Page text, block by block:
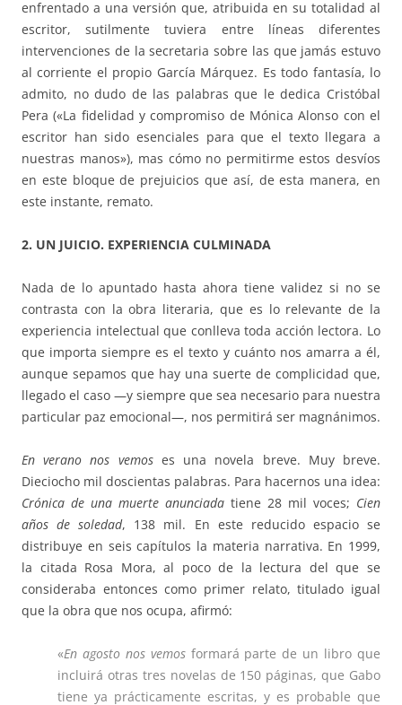
enfrentado a una versión que, atribuida en su totalidad al
escritor, sutilmente tuviera entre líneas diferentes
intervenciones de la secretaria sobre las que jamás estuvo
al corriente el propio García Márquez. Es todo fantasía, lo
admito, no dudo de las palabras que le dedica Cristóbal
Pera («La fidelidad y compromiso de Mónica Alonso con el
escritor han sido esenciales para que el texto llegara a
nuestras manos»), mas cómo no permitirme estos desvíos
en este bloque de prejuicios que así, de esta manera, en
este instante, remato.
2. UN JUICIO. EXPERIENCIA CULMINADA
Nada de lo apuntado hasta ahora tiene validez si no se
contrasta con la obra literaria, que es lo relevante de la
experiencia intelectual que conlleva toda acción lectora. Lo
que importa siempre es el texto y cuánto nos amarra a él,
aunque sepamos que hay una suerte de complicidad que,
llegado el caso —y siempre que sea necesario para nuestra
particular paz emocional—, nos permitirá ser magnánimos.
En verano nos vemos es una novela breve. Muy breve.
Dieciocho mil doscientas palabras. Para hacernos una idea:
Crónica de una muerte anunciada tiene 28 mil voces; Cien
años de soledad, 138 mil. En este reducido espacio se
distribuye en seis capítulos la materia narrativa. En 1999,
la citada Rosa Mora, al poco de la lectura del que se
consideraba entonces como primer relato, titulado igual
que la obra que nos ocupa, afirmó:
«En agosto nos vemosformará parte de un libro que
incluirá otras tres novelas de 150 páginas, que Gabo
tiene ya prácticamente escritas, y es probable que